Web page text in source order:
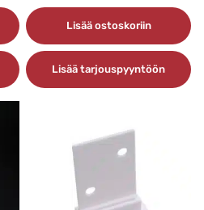
Lisää ostoskoriin
Lisää tarjouspyyntöön